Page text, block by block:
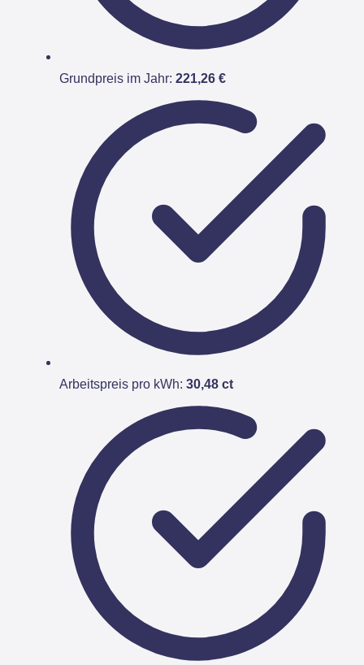
Grundpreis im Jahr: 221,26 €
Arbeitspreis pro kWh: 30,48 ct